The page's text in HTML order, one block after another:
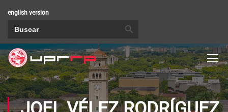
english version